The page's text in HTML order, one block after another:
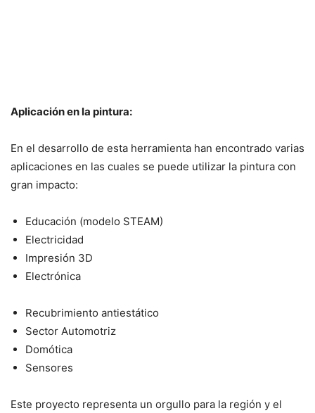
Aplicación en la pintura:
En el desarrollo de esta herramienta han encontrado varias
aplicaciones en las cuales se puede utilizar la pintura con
gran impacto:
Educación (modelo STEAM)
Electricidad
Impresión 3D
Electrónica
Recubrimiento antiestático
Sector Automotriz
Domótica
Sensores
Este proyecto representa un orgullo para la región y el